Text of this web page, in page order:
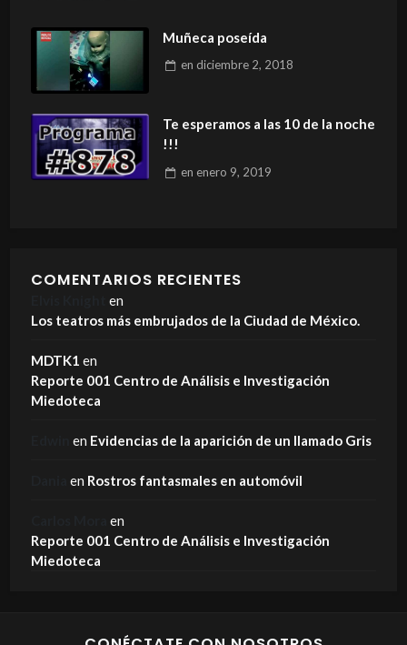
Muñeca poseída
en diciembre 2, 2018
Te esperamos a las 10 de la noche
!!!
en enero 9, 2019
COMENTARIOS RECIENTES
en
Los teatros más embrujados de la Ciudad de México.
MDTK1 en
Reporte 001 Centro de Análisis e Investigación
Miedoteca
en Evidencias de la aparición de un llamado Gris
en Rostros fantasmales en automóvil
en
Reporte 001 Centro de Análisis e Investigación
Miedoteca